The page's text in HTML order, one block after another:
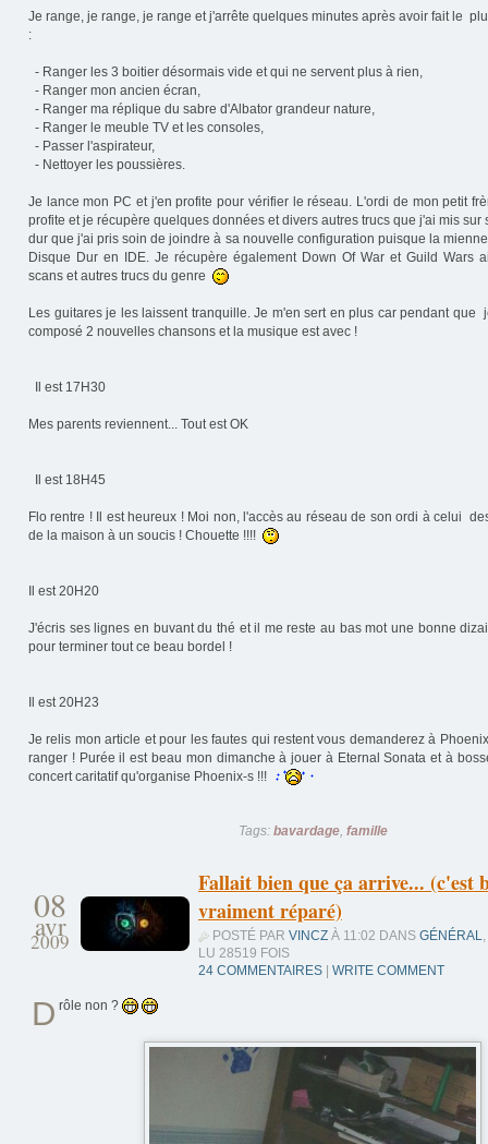
Je range, je range, je range et j'arrête quelques minutes après avoir fait le
:
- Ranger les 3 boitier désormais vide et qui ne servent plus à rien,
- Ranger mon ancien écran,
- Ranger ma réplique du sabre d'Albator grandeur nature,
- Ranger le meuble TV et les consoles,
- Passer l'aspirateur,
- Nettoyer les poussières.
Je lance mon PC et j'en profite pour vérifier le réseau. L'ordi de mon petit
profite et je récupère quelques données et divers autres trucs que j'ai mis sur
dur que j'ai pris soin de joindre à sa nouvelle configuration puisque la
Disque Dur en IDE. Je récupère également Down Of War et Guild Wars
scans et autres trucs du genre
Les guitares je les laissent tranquille. Je m'en sert en plus car pendant que
composé 2 nouvelles chansons et la musique est avec !
Il est 17H30
Mes parents reviennent... Tout est OK
Il est 18H45
Flo rentre ! Il est heureux ! Moi non, l'accès au réseau de son ordi à celui
de la maison à un soucis ! Chouette !!!!
Il est 20H20
J'écris ses lignes en buvant du thé et il me reste au bas mot une bonne
pour terminer tout ce beau bordel !
Il est 20H23
Je relis mon article et pour les fautes qui restent vous demanderez à
ranger ! Purée il est beau mon dimanche à jouer à Eternal Sonata et à
concert caritatif qu'organise Phoenix-s !!!
Tags: bavardage, famille
08
avr
2009
Fallait bien que ça arrive... (c'est
vraiment réparé)
POSTÉ PAR VINCZ À 11:02 DANS GÉNÉRAL,
LU 28519 FOIS
24 COMMENTAIRES
WRITE COMMENT
D rôle non ?